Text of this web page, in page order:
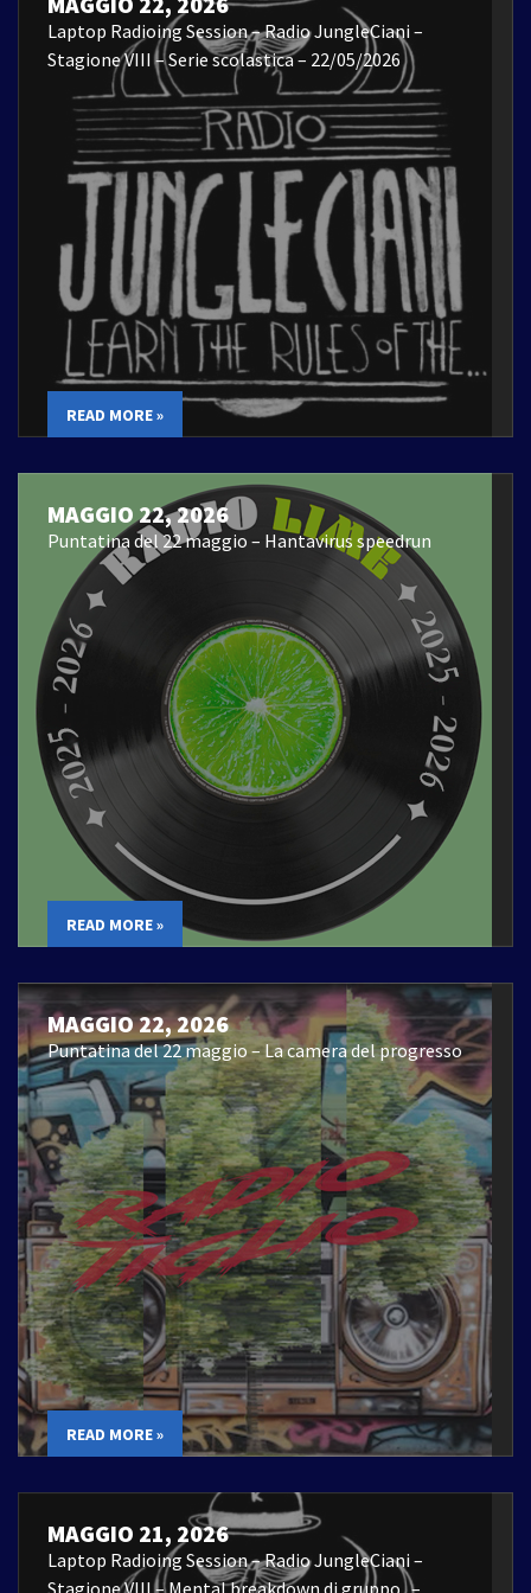
Laptop Radioing Session – Radio JungleCiani –
Stagione VIII – Serie scolastica – 22/05/2026
READ MORE »
MAGGIO 22, 2026
Puntatina del 22 maggio – Hantavirus speedrun
READ MORE »
MAGGIO 22, 2026
Puntatina del 22 maggio – La camera del progresso
READ MORE »
MAGGIO 21, 2026
Laptop Radioing Session – Radio JungleCiani –